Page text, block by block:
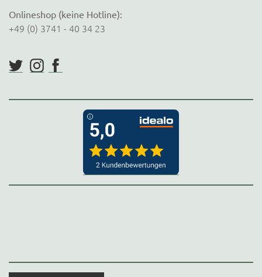
Onlineshop (keine Hotline):
+49 (0) 3741 - 40 34 23